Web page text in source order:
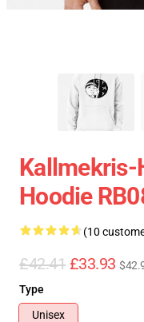
Kallmekris-
Hoodie
(10
£42.41 £33.93
Type
Unisex